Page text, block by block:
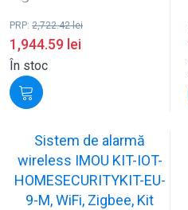
PRP: 2,722.42lei
1,944.59 lei
În stoc
Sistem de alarmă
wireless IMOU KIT-IOT-
HOMESECURITYKIT-EU-
9-M, WiFi, Zigbee, Kit